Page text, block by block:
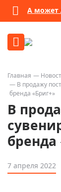
А может
Главная
В продажу
бренда «Бриг+»
В
бренда
7 апреля 2022